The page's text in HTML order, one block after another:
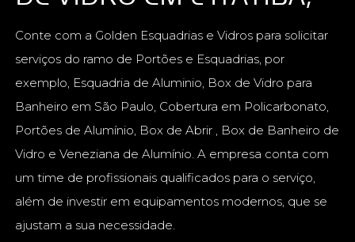
Conte com a Golden Esquadrias e Vidros para solicitar
serviços do ramo de Portões e Esquadrias, por
exemplo, Esquadria de Aluminio, Box de Vidro para
Banheiro em São Paulo, Cobertura em Policarbonato,
Portões de Alumínio, Box de Abrir , Box de Banheiro de
Vidro e Veneziana de Alumínio. A empresa conta com
um time de profissionais qualificados para o serviço,
além de investir em equipamentos modernos, que se
ajustam a sua necessidade.